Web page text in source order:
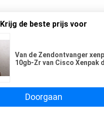
Krijg de beste prijs voor
Van de Zendontvanger
10gb-Zr van Cisco Xenpak
Doorgaan